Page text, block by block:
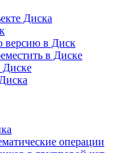
Диска
версию в Диск
в Диске
Диске
операции